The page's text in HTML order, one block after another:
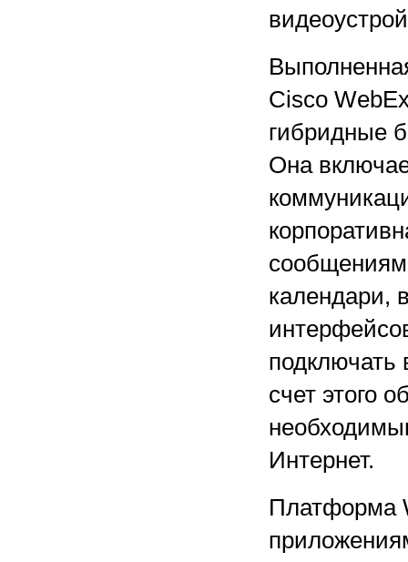
Cisco
гибридные
Она
календари,
подключать
счет этого
Интернет.
Платформа